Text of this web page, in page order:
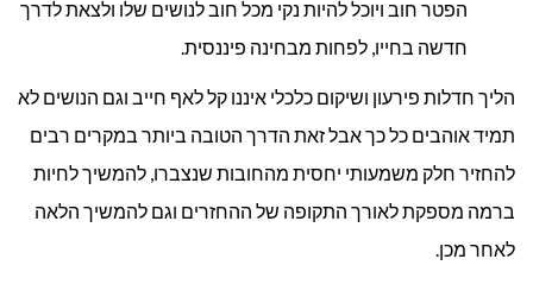
הפטר חוב ויוכל להיות נקי מכל חוב לנושים שלו ולצאת לדרך
חדשה בחייו, לפחות מבחינה פיננסית.
הליך חדלות פירעון ושיקום כלכלי איננו קל לאף חייב וגם הנושים לא
תמיד אוהבים כל כך אבל זאת הדרך הטובה ביותר במקרים רבים
להחזיר חלק משמעותי יחסית מהחובות שנצברו, להמשיך לחיות
ברמה מספקת לאורך התקופה של ההחזרים וגם להמשיך הלאה
לאחר מכן.